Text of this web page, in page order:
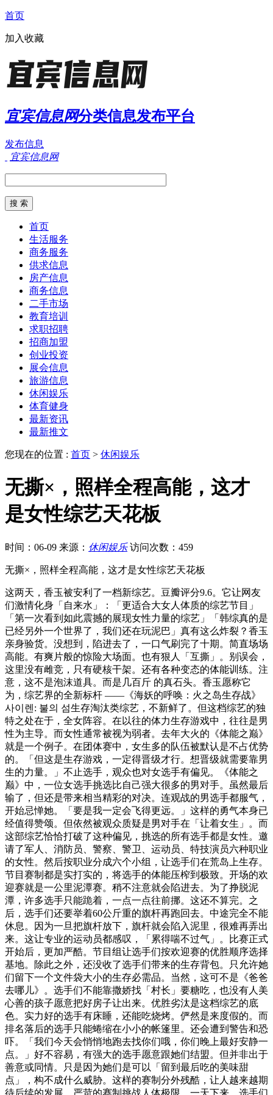
首页
加入收藏
宜宾信息网分类信息发布平台
发布信息
宜宾信息网
首页
生活服务
商务服务
供求信息
房产信息
商务信息
二手市场
教育培训
求职招聘
招商加盟
创业投资
展会信息
旅游信息
休闲娱乐
体育健身
最新资讯
最新推文
您现在的位置 : 首页 > 休闲娱乐
无撕×，照样全程高能，这才
是女性综艺天花板
时间：06-09 来源： 休闲娱乐 访问次数：459
无撕×，照样全程高能，这才是女性综艺天花板
这两天，香玉被安利了一档新综艺。豆瓣评分9.6。它让网友
们激情化身「自来水」：「更适合大女人体质的综艺节目」
「第一次看到如此震撼的展现女性力量的综艺」「韩综真的是
已经另外一个世界了，我们还在玩泥巴」真有这么炸裂？香玉
亲身验货。没想到，陷进去了，一口气刷完了十期。简直场场
高能。有爽片般的惊险大场面。也有狠人「互撕」。别误会，
这里没有雌竞，只有硬核干架。还有各种变态的体能训练。注
意，这不是泡沫道具。而是几百斤 的真石头。香玉愿称它
为，综艺界的全新标杆 ——《海妖的呼唤：火之岛生存战》
사이렌: 불의 섬生存淘汰类综艺，不新鲜了。但这档综艺的独
特之处在于，全女阵容。在以往的体力生存游戏中，往往是男
性为主导。而女性通常被视为弱者。去年大火的《体能之巅》
就是一个例子。在团体赛中，女生多的队伍被默认是不占优势
的。「但这是生存游戏，一定得晋级才行。想晋级就需要靠男
生的力量。」不止选手，观众也对女选手有偏见。《体能之
巅》中，一位女选手挑选比自己强大很多的男对手。虽然最后
输了，但还是带来相当精彩的对决。连观战的男选手都服气，
开始忌惮她。「要是我一定会飞得更远。」这样的勇气本身已
经值得赞颂。但依然被观众质疑是男对手在「让着女生」。而
这部综艺恰恰打破了这种偏见，挑选的所有选手都是女性。邀
请了军人、消防员、警察、警卫、运动员、特技演员六种职业
的女性。然后按职业分成六个小组，让选手们在荒岛上生存。
节目赛制都是实打实的，将选手的体能压榨到极致。开场的欢
迎赛就是一公里泥潭赛。稍不注意就会陷进去。为了挣脱泥
潭，许多选手只能跪着，一点一点往前挪。这还不算完。之
后，选手们还要举着60公斤重的旗杆再跑回去。中途完全不能
休息。因为一旦把旗杆放下，旗杆就会陷入泥里，很难再弄出
来。这让专业的运动员都感叹，「累得喘不过气」。比赛正式
开始后，更加严酷。节目组让选手们按欢迎赛的优胜顺序选择
基地。除此之外，还没收了选手们带来的生存背包。只允许她
们留下一个文件袋大小的生存必需品。当然，这可不是《爸爸
去哪儿》。选手们不能靠撒娇找「村长」要糖吃，也没有人美
心善的孩子愿意把好房子让出来。优胜劣汰是这档综艺的底
色。实力好的选手有床睡，还能吃烧烤。俨然是来度假的。而
排名落后的选手只能蜷缩在小小的帐篷里。还会遭到警告和恐
吓。「我们今天会悄悄地跑去找你们哦，你们晚上最好安静一
点。」好不容易，有强大的选手愿意跟她们结盟。但并非出于
善意或同情。只是因为她们是可以「留到最后吃的美味甜
点」，构不成什么威胁。这样的赛制分外残酷，让人越来越期
待后续的发展。严苛的赛制挑战人体极限。一天下来，选手们